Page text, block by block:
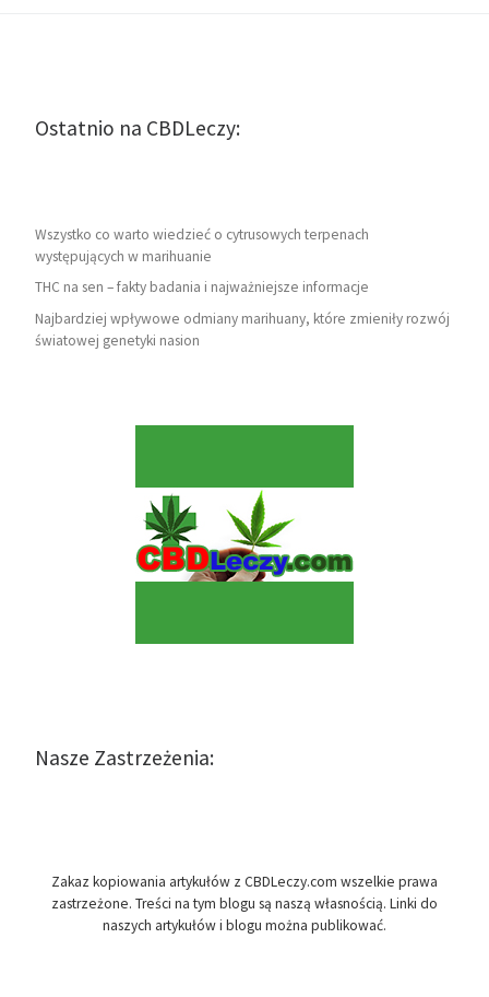
Ostatnio na CBDLeczy:
Wszystko co warto wiedzieć o cytrusowych terpenach
występujących w marihuanie
THC na sen – fakty badania i najważniejsze informacje
Najbardziej wpływowe odmiany marihuany, które zmieniły rozwój
światowej genetyki nasion
Nasze Zastrzeżenia:
Zakaz kopiowania artykułów z CBDLeczy.com wszelkie prawa
zastrzeżone. Treści na tym blogu są naszą własnością. Linki do
naszych artykułów i blogu można publikować.